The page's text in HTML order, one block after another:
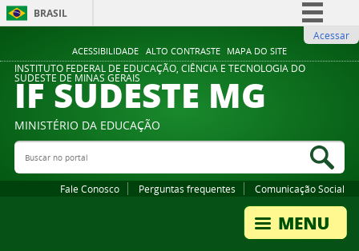
ACESSIBILIDADE ALTO CONTRASTE MAPA DO SITE
BRASIL
Comunica BR
Participe
Legislação
Acessar
INSTITUTO FEDERAL DE EDUCAÇÃO, CIÊNCIA E TECNOLOGIA DO
SUDESTE DE MINAS GERAIS
IF SUDESTE MG
MINISTÉRIO DA EDUCAÇÃO
Buscar no portal
Fale Conosco Perguntas frequentes Comunicação Social